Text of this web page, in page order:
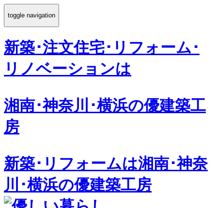
toggle navigation
新築･注文住宅･リフォーム･
リノベーションは
湘南･神奈川･横浜の優建築工
房
新築･リフォームは湘南･神奈
川･横浜の優建築工房